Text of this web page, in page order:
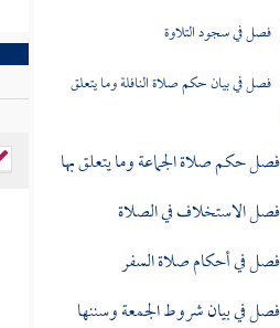
فصل في سجود التلاوة
فصل في بيان حكم صلاة النافلة وما يتعلق
فصل حكم صلاة الجماعة وما يتعلق بها
فصل الاستخلاف في الصلاة
فصل في أحكام صلاة السفر
فصل في بيان شروط الجمعة وسننها